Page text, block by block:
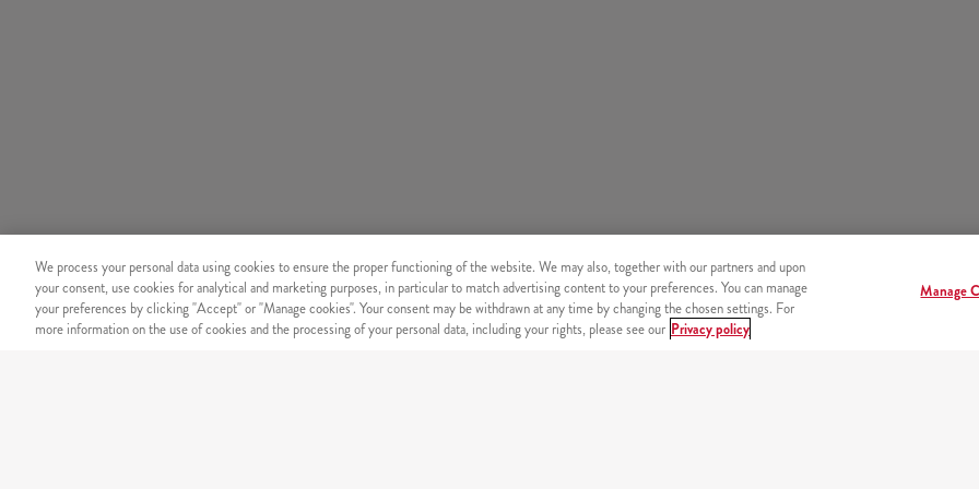
We process your personal data using cookies to ensure the proper functioning of the website. We may also, together with our partners and upon
your consent, use cookies for analytical and marketing purposes, in particular to match advertising content to your preferences. You can manage
your preferences by clicking "Accept" or "Manage cookies". Your consent may be withdrawn at any time by changing the chosen settings. For
more information on the use of cookies and the processing of your personal data, including your rights, please see our Privacy policy
Manage